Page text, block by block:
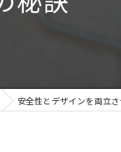
オフィス
安全性とデザインを両立